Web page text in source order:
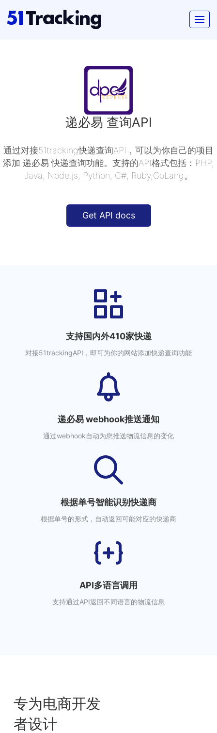
递必易 查询API
通过对接51tracking快递查询API，可以为你自己的项目
添加 递必易 快递查询功能。支持的API格式包括：PHP,
Java, Node.js, Python, C#, Ruby,GoLang。
Get API docs
支持国内外410家快递
对接51trackingAPI，即可为你的网站添加快递查询功能
递必易 webhook推送通知
通过webhook自动为您推送物流信息的变化
根据单号智能识别快递商
根据单号的形式，自动返回可能对应的快递商
API多语言调用
支持通过API返回不同语言的物流信息
专为电商开发
者设计